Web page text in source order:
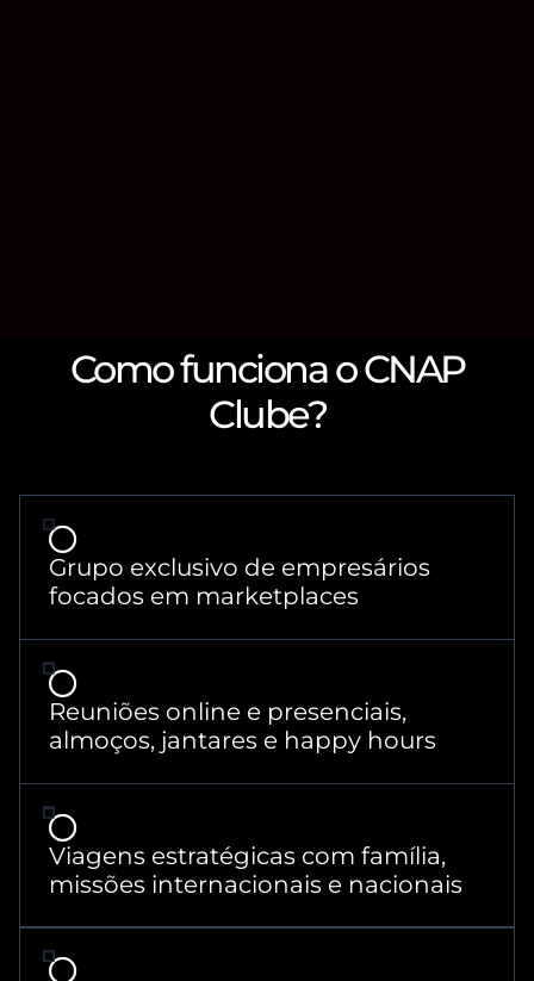
Como funciona o CNAP
Clube?
Grupo exclusivo de empresários
focados em marketplaces
Reuniões online e presenciais,
almoços, jantares e happy hours
Viagens estratégicas com família,
missões internacionais e nacionais